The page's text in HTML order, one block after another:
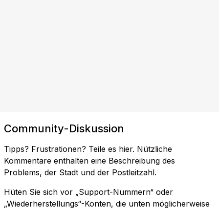
Community-Diskussion
Tipps? Frustrationen? Teile es hier. Nützliche
Kommentare enthalten eine Beschreibung des
Problems, der Stadt und der Postleitzahl.
Hüten Sie sich vor „Support-Nummern“ oder
„Wiederherstellungs“-Konten, die unten möglicherweise